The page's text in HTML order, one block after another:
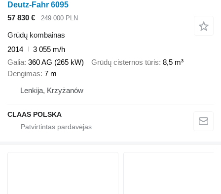
Deutz-Fahr 6095
57 830 €
249 000 PLN
Grūdų kombainas
2014
3 055 m/h
Galia 360 AG (265 kW) Grūdų cisternos tūris 8,5 m³
Dengimas 7 m
Lenkija, Krzyżanów
CLAAS POLSKA